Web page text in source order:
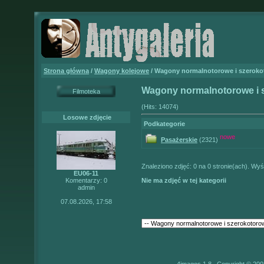
Strona główna / Wagony kolejowe / Wagony normalnotorowe i
Filmoteka
Losowe zdjęcie
EU06-11
Komentarzy: 0
admin
07.08.2026, 17:58
Wagony normalnotorowe i
(Hits: 14074)
Podkategorie
Pasażerskie (2321) nowe
Znaleziono zdjęć: 0 na 0 stronie(ach).
Nie ma zdjęć w tej kategorii